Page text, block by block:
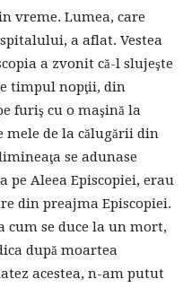
vreme. Lumea, care
a aflat. Vestea
a zvonit că-l slujeşte
timpul nopţii, din
furiş cu o maşină la
de la călugării din
se adunase
pe Aleea Episcopiei, erau
din preajma Episcopiei.
cum se duce la un mort,
după moartea
acestea, n-am putut